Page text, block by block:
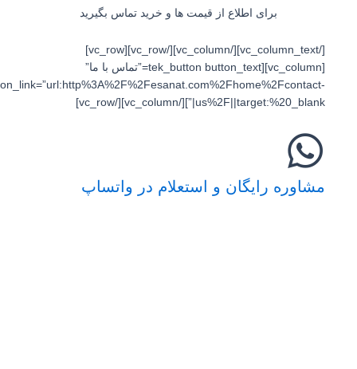
برای اطلاع از قیمت ها و خرید تماس بگیرید
[/vc_column_text][/vc_column][/vc_row][vc_row]
[vc_column][tek_button button_text=”تماس با ما”
button_link=”url:http%3A%2F%2Fesanat.com%2Fhome%2Fcontact-
us%2F||target:%20_blank|”][/vc_column][/vc_row]
مشاوره رایگان و استعلام در واتساپ